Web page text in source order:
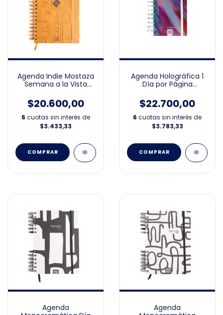
Agenda Indie Mostaza
Semana a la Vista
$20.600,00
6 cuotas sin interés de
$3.433,33
Agenda Holográfica 1
Día por Página
$22.700,00
6 cuotas sin interés de
$3.783,33
Agenda
Agenda